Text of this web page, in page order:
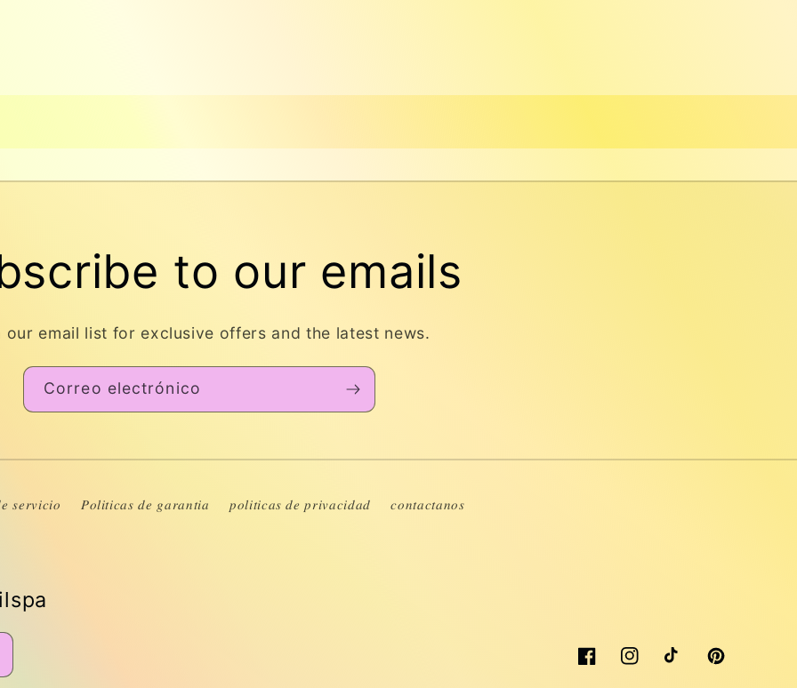
to our emails
our email list for exclusive offers and the latest news.
Correo electrónico
𝑠𝑒𝑟𝑣𝑖𝑐𝑖𝑜 𝑃𝑜𝑙𝑖𝑡𝑖𝑐𝑎𝑠 𝑑𝑒 𝑔𝑎𝑟𝑎𝑛𝑡𝑖𝑎 𝑝𝑜𝑙𝑖𝑡𝑖𝑐𝑎𝑠 𝑑𝑒 𝑝𝑟𝑖𝑣𝑎𝑐𝑖𝑑𝑎𝑑 𝑐𝑜𝑛𝑡𝑎𝑐𝑡𝑎𝑛𝑜𝑠
FacebookInstagramTikTokPinterest